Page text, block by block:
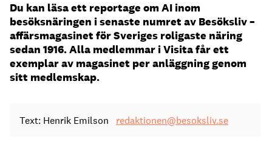
Du kan läsa ett reportage om AI inom
besöksnäringen i senaste numret av Besöksliv –
affärsmagasinet för Sveriges roligaste näring
sedan 1916. Alla medlemmar i Visita får ett
exemplar av magasinet per anläggning genom
sitt medlemskap.
Text: Henrik Emilson redaktionen@besoksliv.se